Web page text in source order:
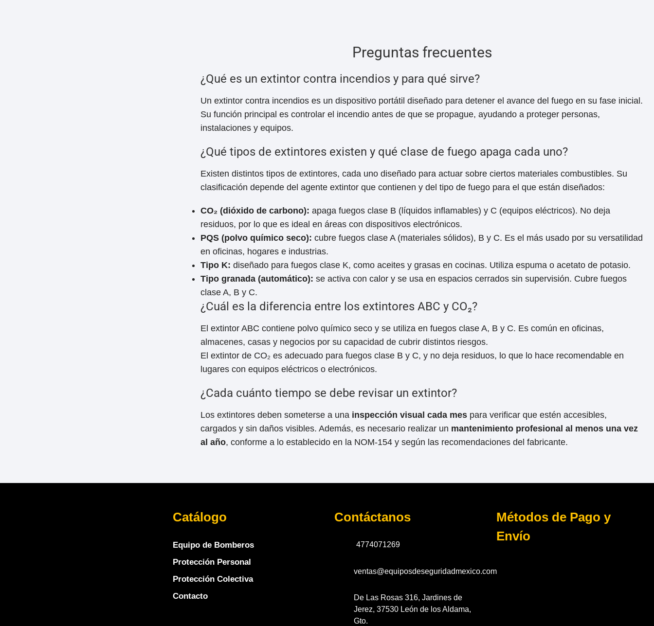
Preguntas frecuentes
¿Qué es un extintor contra incendios y para qué sirve?
Un extintor contra incendios es un dispositivo portátil diseñado para detener el avance del fuego en su fase inicial.
Su función principal es controlar el incendio antes de que se propague, ayudando a proteger personas,
instalaciones y equipos.
¿Qué tipos de extintores existen y qué clase de fuego apaga cada uno?
Existen distintos tipos de extintores, cada uno diseñado para actuar sobre ciertos materiales combustibles. Su
clasificación depende del agente extintor que contienen y del tipo de fuego para el que están diseñados:
CO₂ (dióxido de carbono): apaga fuegos clase B (líquidos inflamables) y C (equipos eléctricos). No deja
residuos, por lo que es ideal en áreas con dispositivos electrónicos.
PQS (polvo químico seco): cubre fuegos clase A (materiales sólidos), B y C. Es el más usado por su versatilidad
en oficinas, hogares e industrias.
Tipo K: diseñado para fuegos clase K, como aceites y grasas en cocinas. Utiliza espuma o acetato de potasio.
Tipo granada (automático): se activa con calor y se usa en espacios cerrados sin supervisión. Cubre fuegos
clase A, B y C.
¿Cuál es la diferencia entre los extintores ABC y CO₂?
El extintor ABC contiene polvo químico seco y se utiliza en fuegos clase A, B y C. Es común en oficinas,
almacenes, casas y negocios por su capacidad de cubrir distintos riesgos.
El extintor de CO₂ es adecuado para fuegos clase B y C, y no deja residuos, lo que lo hace recomendable en
lugares con equipos eléctricos o electrónicos.
¿Cada cuánto tiempo se debe revisar un extintor?
Los extintores deben someterse a una inspección visual cada mes para verificar que estén accesibles,
cargados y sin daños visibles. Además, es necesario realizar un mantenimiento profesional al menos una vez
al año, conforme a lo establecido en la NOM-154 y según las recomendaciones del fabricante.
Catálogo
Equipo de Bomberos
Protección Personal
Protección Colectiva
Contacto
Contáctanos
4774071269
ventas@equiposdeseguridadmexico.com
De Las Rosas 316, Jardines de
Jerez, 37530 León de los Aldama,
Gto.
Métodos de Pago y
Envío